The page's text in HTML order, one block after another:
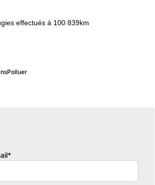
effectués à 100 839km